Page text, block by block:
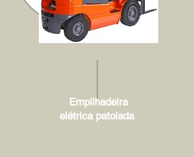
Empilhadeira
elétrica patolada